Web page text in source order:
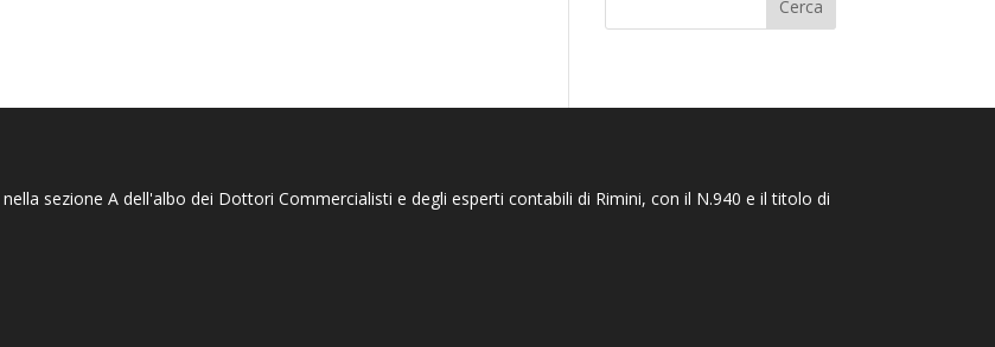
Cerca
sezione A dell'albo dei Dottori Commercialisti e degli esperti contabili di Rimini, con il N.940 e il titolo di